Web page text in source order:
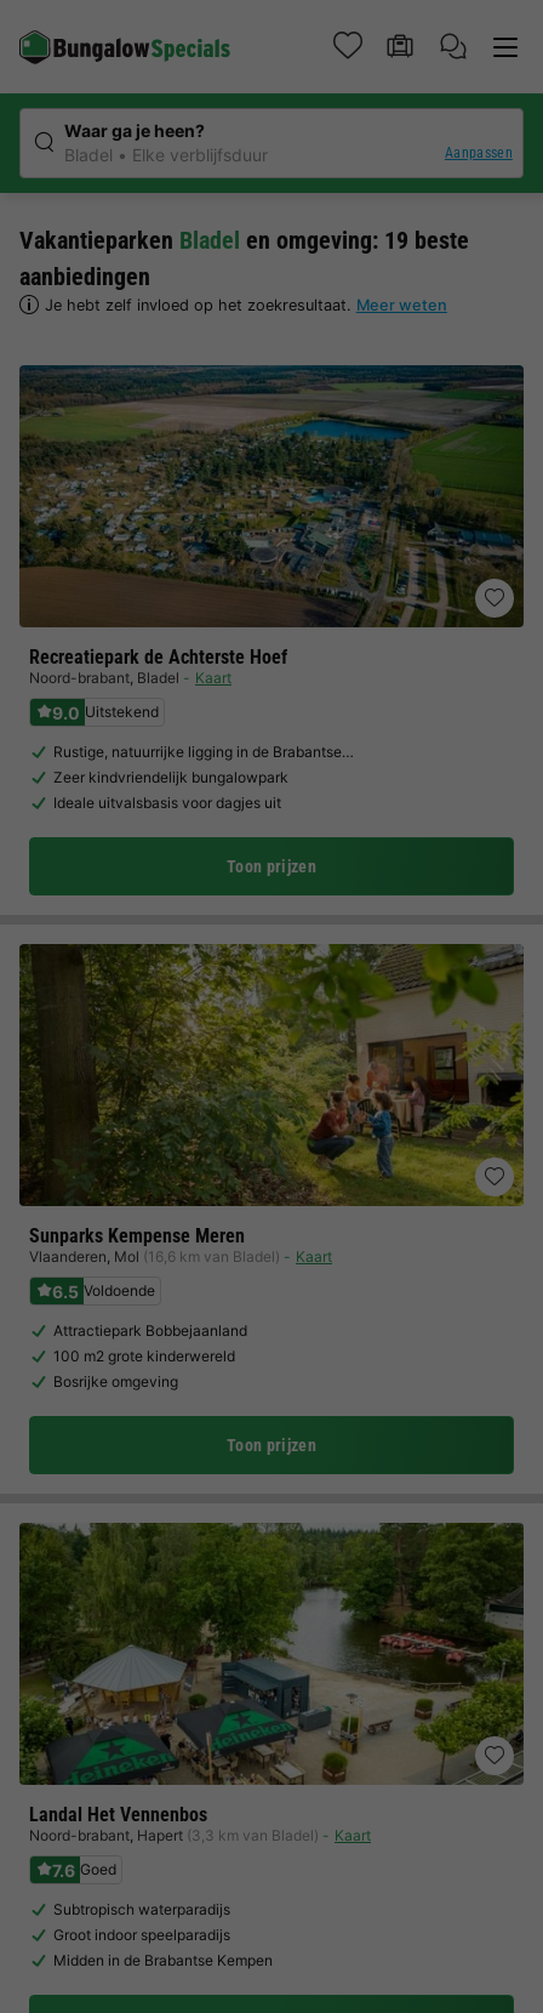
Waar ga je heen?
Bladel
Elke verblijfsduur Aanpassen
Vakantieparken Bladel en omgeving: 19 beste
aanbiedingen
Je hebt zelf invloed op het zoekresultaat. Meer weten
Recreatiepark de Achterste Hoef
Noord-brabant, Bladel Kaart
9.0 Uitstekend
Rustige, natuurrijke ligging in de Brabantse…
Zeer kindvriendelijk bungalowpark
Ideale uitvalsbasis voor dagjes uit
Toon prijzen
Sunparks Kempense Meren
Vlaanderen, Mol (16,6 km van Bladel) Kaart
6.5 Voldoende
Attractiepark Bobbejaanland
100 m2 grote kinderwereld
Bosrijke omgeving
Toon prijzen
Landal Het Vennenbos
Noord-brabant, Hapert (3,3 km van Bladel) Kaart
7.6 Goed
Subtropisch waterparadijs
Groot indoor speelparadijs
Midden in de Brabantse Kempen